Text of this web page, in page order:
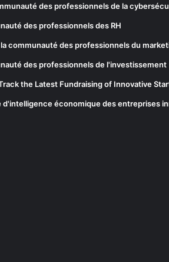
des professionnels de la
des professionnels des RH
la communauté des professionnels du
des professionnels de l'investissement
the Latest Fundraising of Innovative
d'intelligence économique des entreprises